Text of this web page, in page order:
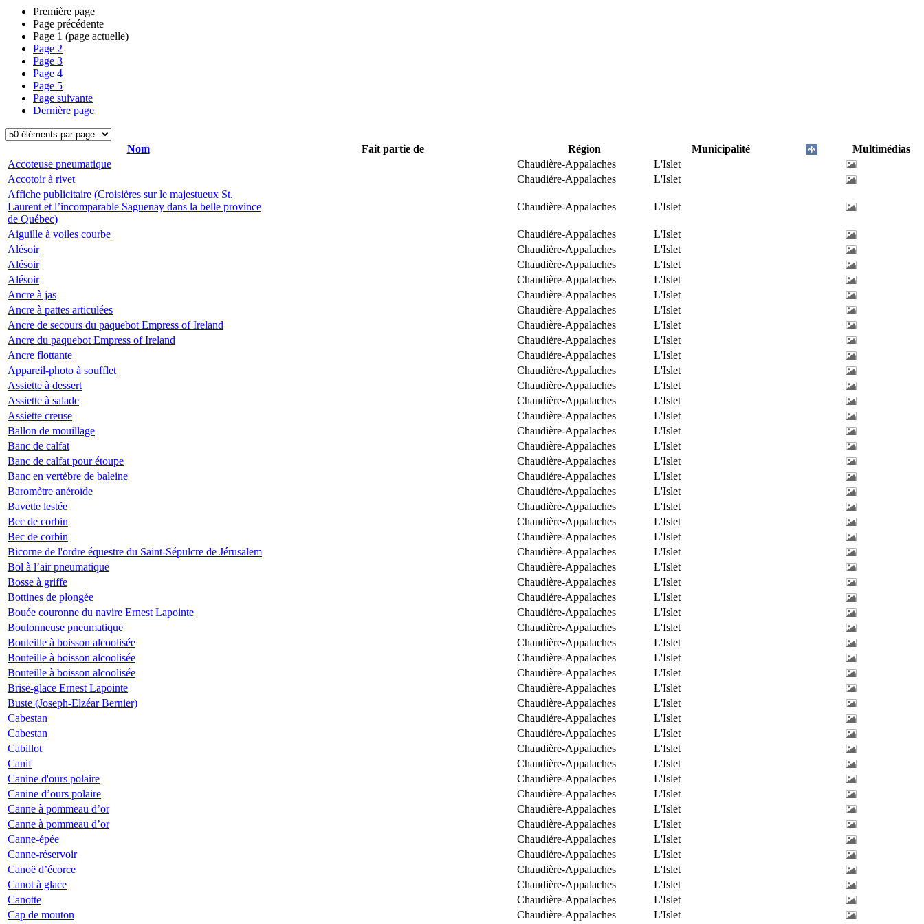
Première page
Page précédente
Page 1 (page actuelle)
Page 2
Page 3
Page 4
Page 5
Page suivante
Dernière page
Nom Fait partie de Région Municipalité
Multimédias
Accoteuse pneumatique
Chaudière-Appalaches
L'Islet
Accotoir à rivet
Chaudière-Appalaches
L'Islet
Affiche publicitaire (Croisières sur le majestueux St.
Laurent et l’incomparable Saguenay dans la belle province
de Québec)
Chaudière-Appalaches L'Islet
Aiguille à voiles courbe Chaudière-Appalaches
L'Islet
Alésoir
Chaudière-Appalaches
L'Islet
Alésoir
Chaudière-Appalaches
L'Islet
Alésoir
Chaudière-Appalaches
L'Islet
Ancre à jas
Chaudière-Appalaches
L'Islet
Ancre à pattes articulées
Chaudière-Appalaches
L'Islet
Ancre de secours du paquebot Empress of Ireland
Chaudière-Appalaches
L'Islet
Ancre du paquebot Empress of Ireland
Chaudière-Appalaches
L'Islet
Ancre flottante
Chaudière-Appalaches
L'Islet
Appareil-photo à soufflet
Chaudière-Appalaches
L'Islet
Assiette à dessert
Chaudière-Appalaches
L'Islet
Assiette à salade
Chaudière-Appalaches
L'Islet
Assiette creuse
Chaudière-Appalaches
L'Islet
Ballon de mouillage
Chaudière-Appalaches
L'Islet
Banc de calfat
Chaudière-Appalaches
L'Islet
Banc de calfat pour étoupe
Chaudière-Appalaches
L'Islet
Banc en vertèbre de baleine
Chaudière-Appalaches
L'Islet
Baromètre anéroïde
Chaudière-Appalaches
L'Islet
Bavette lestée
Chaudière-Appalaches
L'Islet
Bec de corbin
Chaudière-Appalaches
L'Islet
Bec de corbin
Chaudière-Appalaches
L'Islet
Bicorne de l'ordre équestre du Saint-Sépulcre de Jérusalem
Chaudière-Appalaches
L'Islet
Bol à l’air pneumatique
Chaudière-Appalaches
L'Islet
Bosse à griffe
Chaudière-Appalaches
L'Islet
Bottines de plongée
Chaudière-Appalaches
L'Islet
Bouée couronne du navire Ernest Lapointe
Chaudière-Appalaches
L'Islet
Boulonneuse pneumatique
Chaudière-Appalaches
L'Islet
Bouteille à boisson alcoolisée
Chaudière-Appalaches
L'Islet
Bouteille à boisson alcoolisée
Chaudière-Appalaches
L'Islet
Bouteille à boisson alcoolisée
Chaudière-Appalaches
L'Islet
Brise-glace Ernest Lapointe
Chaudière-Appalaches
L'Islet
Buste (Joseph-Elzéar Bernier)
Chaudière-Appalaches
L'Islet
Cabestan
Chaudière-Appalaches
L'Islet
Cabestan
Chaudière-Appalaches
L'Islet
Cabillot
Chaudière-Appalaches
L'Islet
Canif
Chaudière-Appalaches
L'Islet
Canine d'ours polaire
Chaudière-Appalaches
L'Islet
Canine d’ours polaire
Chaudière-Appalaches
L'Islet
Canne à pommeau d’or
Chaudière-Appalaches
L'Islet
Canne à pommeau d’or
Chaudière-Appalaches
L'Islet
Canne-épée
Chaudière-Appalaches
L'Islet
Canne-réservoir
Chaudière-Appalaches
L'Islet
Canoë d’écorce
Chaudière-Appalaches
L'Islet
Canot à glace
Chaudière-Appalaches
L'Islet
Canotte
Chaudière-Appalaches
L'Islet
Cap de mouton
Chaudière-Appalaches L'Islet